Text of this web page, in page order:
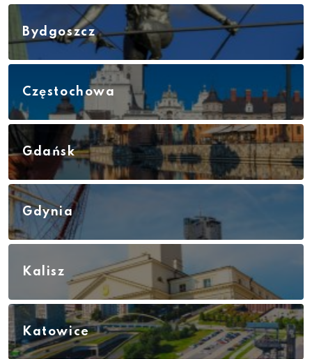
Bydgoszcz
Częstochowa
Gdańsk
Gdynia
Kalisz
Katowice